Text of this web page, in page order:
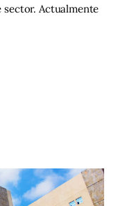
sector. Actualmente